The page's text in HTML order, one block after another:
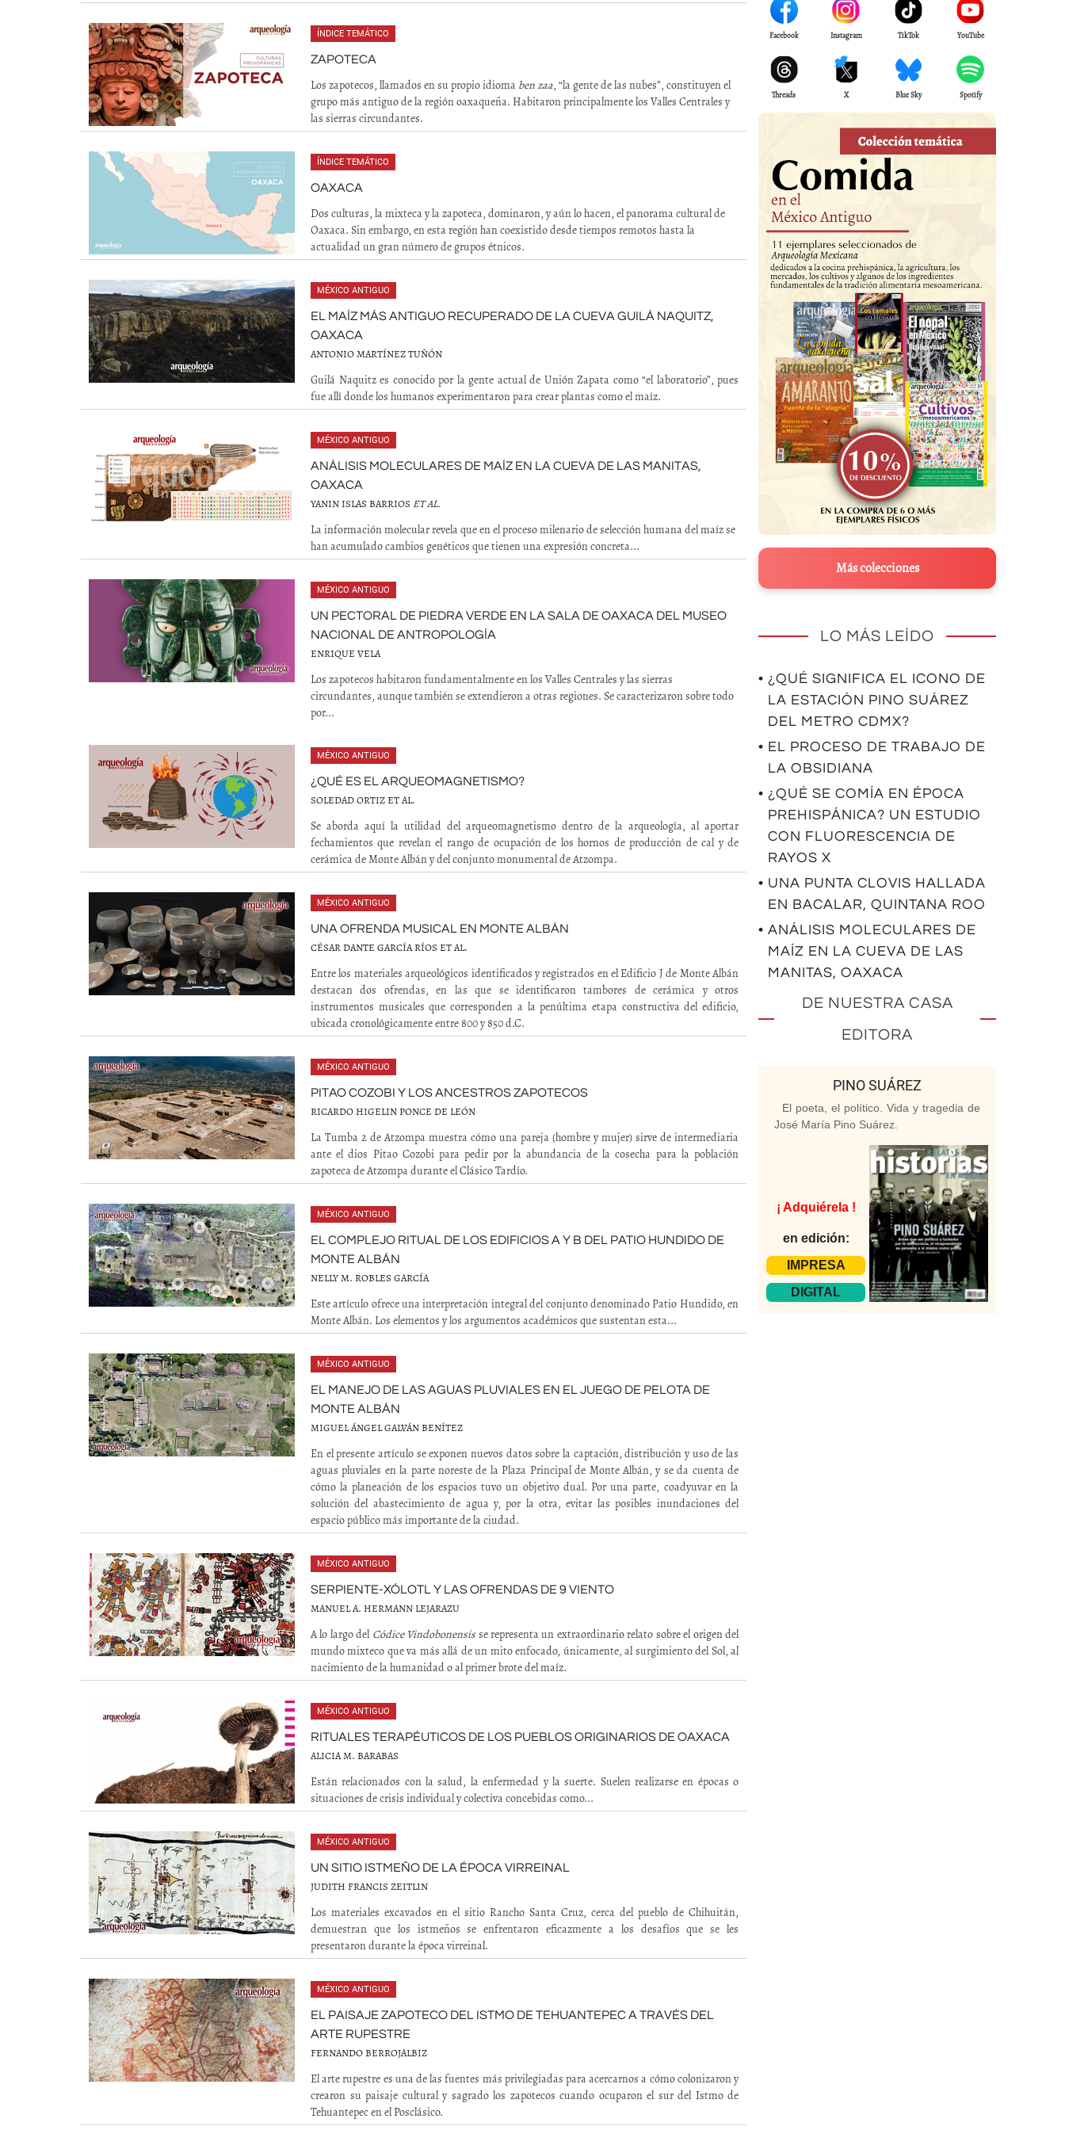
ÍNDICE TEMÁTICO
ZAPOTECA
Los zapotecos, llamados en su propio idioma ben zaa, “la gente de las nubes”, constituyen el
grupo más antiguo de la región oaxaqueña. Habitaron principalmente los Valles Centrales y
las sierras circundantes.
ÍNDICE TEMÁTICO
OAXACA
Dos culturas, la mixteca y la zapoteca, dominaron, y aún lo hacen, el panorama cultural de
Oaxaca. Sin embargo, en esta región han coexistido desde tiempos remotos hasta la
actualidad un gran número de grupos étnicos.
MÉXICO ANTIGUO
EL MAÍZ MÁS ANTIGUO RECUPERADO DE LA CUEVA GUILÁ NAQUITZ,
OAXACA
ANTONIO MARTÍNEZ TUÑÓN
Guilá Naquitz es conocido por la gente actual de Unión Zapata como “el laboratorio”, pues
fue allí donde los humanos experimentaron para crear plantas como el maíz.
MÉXICO ANTIGUO
ANÁLISIS MOLECULARES DE MAÍZ EN LA CUEVA DE LAS MANITAS,
OAXACA
YANIN ISLAS BARRIOS ET AL.
La información molecular revela que en el proceso milenario de selección humana del maíz se
han acumulado cambios genéticos que tienen una expresión concreta...
MÉXICO ANTIGUO
UN PECTORAL DE PIEDRA VERDE EN LA SALA DE OAXACA DEL MUSEO
NACIONAL DE ANTROPOLOGÍA
ENRIQUE VELA
Los zapotecos habitaron fundamentalmente en los Valles Centrales y las sierras
circundantes, aunque también se extendieron a otras regiones. Se caracterizaron sobre todo
por...
MÉXICO ANTIGUO
¿QUÉ ES EL ARQUEOMAGNETISMO?
SOLEDAD ORTIZ ET AL.
Se aborda aquí la utilidad del arqueomagnetismo dentro de la arqueología, al aportar
fechamientos que revelan el rango de ocupación de los hornos de producción de cal y de
cerámica de Monte Albán y del conjunto monumental de Atzompa.
MÉXICO ANTIGUO
UNA OFRENDA MUSICAL EN MONTE ALBÁN
CÉSAR DANTE GARCÍA RÍOS ET AL.
Entre los materiales arqueológicos identificados y registrados en el Edificio J de Monte Albán
destacan dos ofrendas, en las que se identificaron tambores de cerámica y otros
instrumentos musicales que corresponden a la penúltima etapa constructiva del edificio,
ubicada cronológicamente entre 800 y 850 d.C.
MÉXICO ANTIGUO
PITAO COZOBI Y LOS ANCESTROS ZAPOTECOS
RICARDO HIGELIN PONCE DE LEÓN
La Tumba 2 de Atzompa muestra cómo una pareja (hombre y mujer) sirve de intermediaria
ante el dios Pitao Cozobi para pedir por la abundancia de la cosecha para la población
zapoteca de Atzompa durante el Clásico Tardío.
MÉXICO ANTIGUO
EL COMPLEJO RITUAL DE LOS EDIFICIOS A Y B DEL PATIO HUNDIDO DE
MONTE ALBÁN
NELLY M. ROBLES GARCÍA
Este artículo ofrece una interpretación integral del conjunto denominado Patio Hundido, en
Monte Albán. Los elementos y los argumentos académicos que sustentan esta...
MÉXICO ANTIGUO
EL MANEJO DE LAS AGUAS PLUVIALES EN EL JUEGO DE PELOTA DE
MONTE ALBÁN
MIGUEL ÁNGEL GALVÁN BENÍTEZ
En el presente artículo se exponen nuevos datos sobre la captación, distribución y uso de las
aguas pluviales en la parte noreste de la Plaza Principal de Monte Albán, y se da cuenta de
cómo la planeación de los espacios tuvo un objetivo dual. Por una parte, coadyuvar en la
solución del abastecimiento de agua y, por la otra, evitar las posibles inundaciones del
espacio público más importante de la ciudad.
MÉXICO ANTIGUO
SERPIENTE-XÓLOTL Y LAS OFRENDAS DE 9 VIENTO
MANUEL A. HERMANN LEJARAZU
A lo largo del Códice Vindobonensis se representa un extraordinario relato sobre el origen del
mundo mixteco que va más allá de un mito enfocado, únicamente, al surgimiento del Sol, al
nacimiento de la humanidad o al primer brote del maíz.
MÉXICO ANTIGUO
RITUALES TERAPÉUTICOS DE LOS PUEBLOS ORIGINARIOS DE OAXACA
ALICIA M. BARABAS
Están relacionados con la salud, la enfermedad y la suerte. Suelen realizarse en épocas o
situaciones de crisis individual y colectiva concebidas como...
MÉXICO ANTIGUO
UN SITIO ISTMEÑO DE LA ÉPOCA VIRREINAL
JUDITH FRANCIS ZEITLIN
Los materiales excavados en el sitio Rancho Santa Cruz, cerca del pueblo de Chihuitán,
demuestran que los istmeños se enfrentaron eficazmente a los desafíos que se les
presentaron durante la época virreinal.
MÉXICO ANTIGUO
EL PAISAJE ZAPOTECO DEL ISTMO DE TEHUANTEPEC A TRAVÉS DEL
ARTE RUPESTRE
FERNANDO BERROJALBIZ
El arte rupestre es una de las fuentes más privilegiadas para acercarnos a cómo colonizaron y
crearon su paisaje cultural y sagrado los zapotecos cuando ocuparon el sur del Istmo de
Tehuantepec en el Posclásico.
Facebook Instagram TikTok YouTube
Threads X Blue Sky Spotify
Más colecciones
LO MÁS LEÍDO
• ¿QUÉ SIGNIFICA EL ICONO DE
LA ESTACIÓN PINO SUÁREZ
DEL METRO CDMX?
• EL PROCESO DE TRABAJO DE
LA OBSIDIANA
• ¿QUÉ SE COMÍA EN ÉPOCA
PREHISPÁNICA? UN ESTUDIO
CON FLUORESCENCIA DE
RAYOS X
• UNA PUNTA CLOVIS HALLADA
EN BACALAR, QUINTANA ROO
• ANÁLISIS MOLECULARES DE
MAÍZ EN LA CUEVA DE LAS
MANITAS, OAXACA
DE NUESTRA CASA
EDITORA
PINO SUÁREZ
El poeta, el político. Vida y tragedia de
José María Pino Suárez.
¡ Adquiérela !
en edición:
IMPRESA
DIGITAL